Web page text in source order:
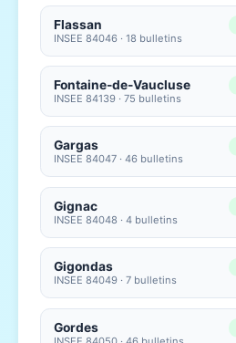
Flassan
INSEE 84046 · 18 bulletins
Fontaine-de-Vaucluse
INSEE 84139 · 75 bulletins
Gargas
INSEE 84047 · 46 bulletins
Gignac
INSEE 84048 · 4 bulletins
Gigondas
INSEE 84049 · 7 bulletins
Gordes